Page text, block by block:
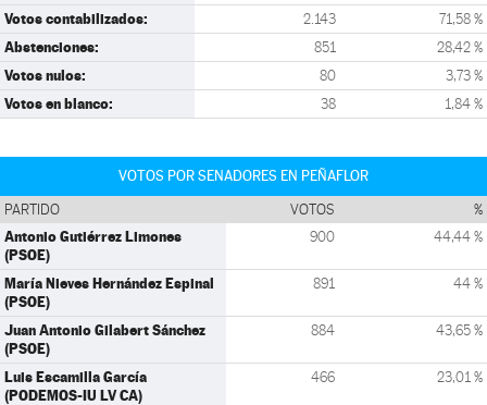
Votos contabilizados: 2.143 71,58 %
Abstenciones: 851 28,42 %
Votos nulos: 80 3,73 %
Votos en blanco: 38 1,84 %
VOTOS POR SENADORES EN PEÑAFLOR
PARTIDO VOTOS %
Antonio Gutiérrez Limones
(PSOE)
900 44,44 %
María Nieves Hernández Espinal
(PSOE)
891 44 %
Juan Antonio Gilabert Sánchez
(PSOE)
884 43,65 %
Luis Escamilla García
(PODEMOS-IU LV CA)
466 23,01 %